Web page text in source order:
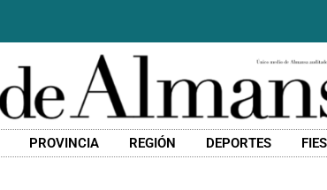
PROVINCIA REGIÓN DEPORTES